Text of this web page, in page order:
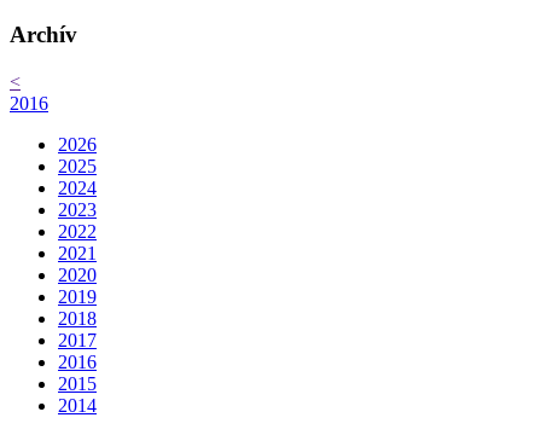
Archív
<
2016
2026
2025
2024
2023
2022
2021
2020
2019
2018
2017
2016
2015
2014